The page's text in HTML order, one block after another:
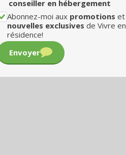
conseiller en hébergement
Abonnez-moi aux promotions et
nouvelles exclusives de Vivre en
résidence!
Envoyer